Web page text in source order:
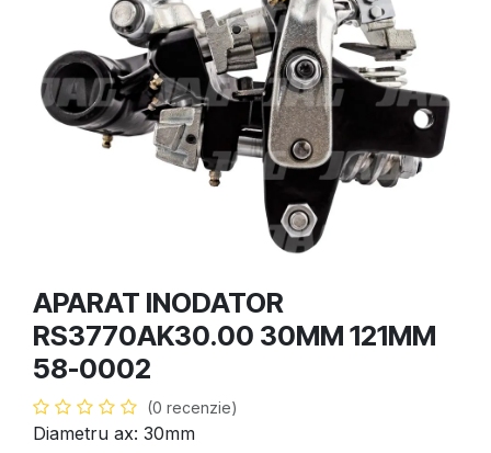
APARAT INODATOR
RS3770AK30.00 30MM 121MM
58-0002
(0 recenzie)
Diametru ax: 30mm